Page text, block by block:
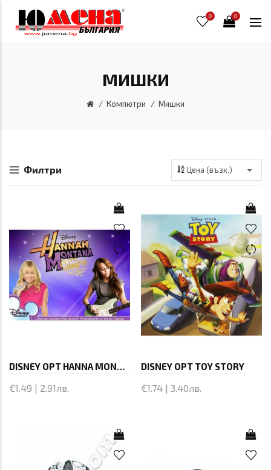
0 0
МИШКИ
Компютри Мишки
Филтри
DISNEY OPT HANNA MONTANA 1
€1.49 | 2.91лв.
DISNEY OPT TOY STORY
€1.74 | 3.40лв.